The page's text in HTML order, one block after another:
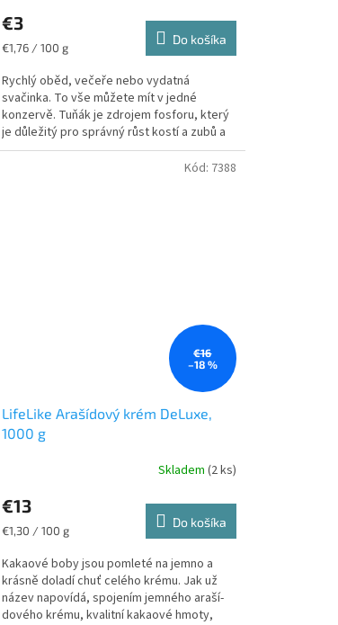
€3
Jednotková
€1,76 / 100 g
Do košíka
Rychlý oběd, večeře nebo vydatná
svačinka. To vše můžete mít v jedné
konzervě. Tuňák je zdrojem fosforu, který
je důležitý pro správný růst kostí a zubů a
udržuje rovnováhu...
€16
–18 %
LifeLike Arašídový krém DeLuxe,
1000 g
Skladem (2 ks)
€13
Jednotková
€1,30 / 100 g
Do košíka
Kakaové boby jsou pomleté na jemno a
krásně doladí chuť celého krému. Jak už
název napovídá, spojením jemného araší­
dového krému, kvalitní kakaové hmoty,
Kód: 7388